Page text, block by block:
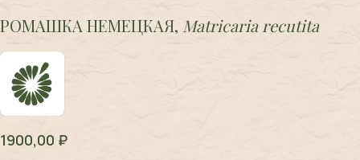
РОМАШКА НЕМЕЦКАЯ, Matricaria recutita
1900,00 ₽